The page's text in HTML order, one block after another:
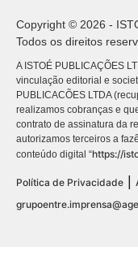
Copyright © 2026 -
Todos os direitos
A ISTOÉ PUBLICAÇÕES
vinculação editorial e
PUBLICACÕES LTDA
realizamos cobranças e
contrato de assinatura da
autorizamos terceiros a
conteúdo digital “https://
Política de Privacidade